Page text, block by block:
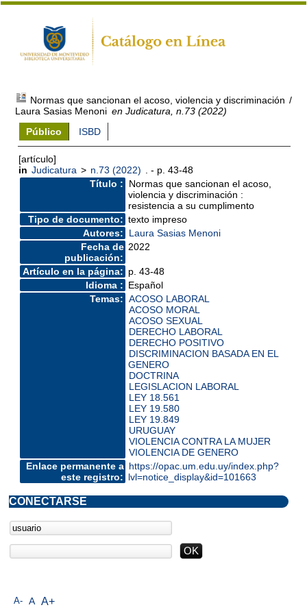
Normas que sancionan el acoso, violencia y discriminación /
Laura Sasias Menoni en Judicatura, n.73 (2022)
Público
ISBD
[artículo]
in Judicatura > n.73 (2022)
. - p. 43-48
Título :
Normas que sancionan el acoso,
violencia y discriminación :
resistencia a su cumplimento
Tipo de documento: texto impreso
Autores:
Laura Sasias Menoni
Fecha de
publicación:
2022
Artículo en la página: p. 43-48
Idioma : Español
Temas: ACOSO LABORAL
ACOSO MORAL
ACOSO SEXUAL
DERECHO LABORAL
DERECHO POSITIVO
DISCRIMINACION BASADA EN EL
GENERO
DOCTRINA
LEGISLACION LABORAL
LEY 18.561
LEY 19.580
LEY 19.849
URUGUAY
VIOLENCIA CONTRA LA MUJER
VIOLENCIA DE GENERO
Enlace permanente a
este registro:
https://opac.um.edu.uy/index.php?
lvl=notice_display&id=101663
A- A A+
CONECTARSE